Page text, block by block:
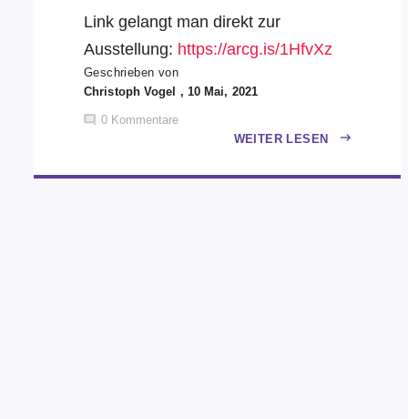
Link gelangt man direkt zur
Ausstellung: https://arcg.is/1HfvXz
Geschrieben von
Christoph Vogel , 10 Mai, 2021
0 Kommentare
WEITER LESEN